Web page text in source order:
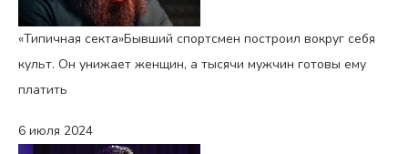
«Типичная секта»Бывший спортсмен построил вокруг себя
культ. Он унижает женщин, а тысячи мужчин готовы ему
платить
6 июля 2024